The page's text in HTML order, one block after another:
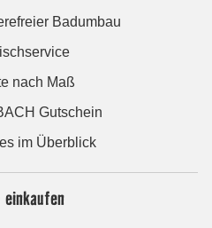
Badumbau
nach Maß
Gutschein
im Überblick
einkaufen